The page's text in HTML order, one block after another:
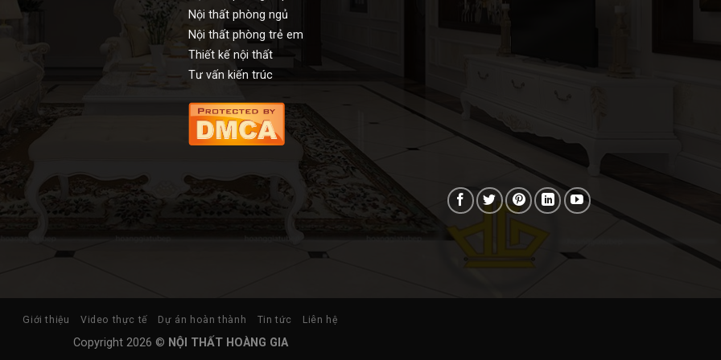
Nội thất phòng ngủ
Nội thất phòng trẻ em
Thiết kế nội thất
Tư vấn kiến trúc
Giới thiệu Video thực tế Dự án hoàn thành Tin tức Liên hệ
Copyright 2026 © NỘI THẤT HOÀNG GIA